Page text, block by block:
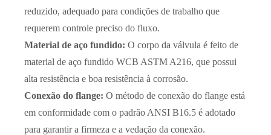
reduzido, adequado para condições de trabalho que
requerem controle preciso do fluxo.
Material de aço fundido: O corpo da válvula é feito de
material de aço fundido WCB ASTM A216, que possui
alta resistência e boa resistência à corrosão.
Conexão do flange: O método de conexão do flange está
em conformidade com o padrão ANSI B16.5 é adotado
para garantir a firmeza e a vedação da conexão.